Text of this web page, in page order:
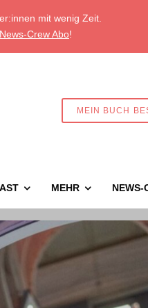
mit wenig Zeit.
News-Crew Abo!
MEIN BUCH
MEHR NEWS-